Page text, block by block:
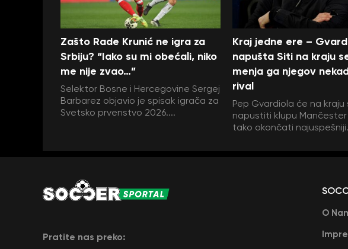
Zašto Rade Krunić ne igra za
Srbiju? “Iako su mi obećali, niko
me nije zvao…”
Selektor Bosne i Hercegovine Sergej
Barbarez objavio je spisak igrača za
Svetsko prvenstvo 2026....
Kraj jedne ere –
napušta Siti na kraju
menja ga njegov
rival
Pep Gvardiola će na kraju
napustiti klupu Mančester
tako okončati
Pratite nas preko:
O